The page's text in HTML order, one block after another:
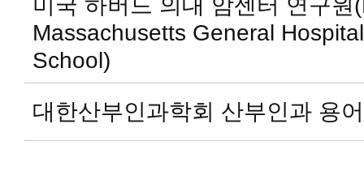
미국 하버드 의대 암센터 연구원
Massachusetts General
School)
대한산부인과학회 산부인과 용